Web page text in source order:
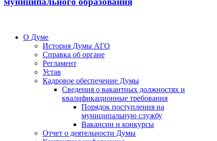
О Думе
История Думы АГО
Справка об органе
Регламент
Устав
Кадровое обеспечение Думы
Сведения о вакантных должностях и
квалификационные требования
Порядок поступления на
муниципальную службу
Вакансии и конкурсы
Отчет о деятельности Думы